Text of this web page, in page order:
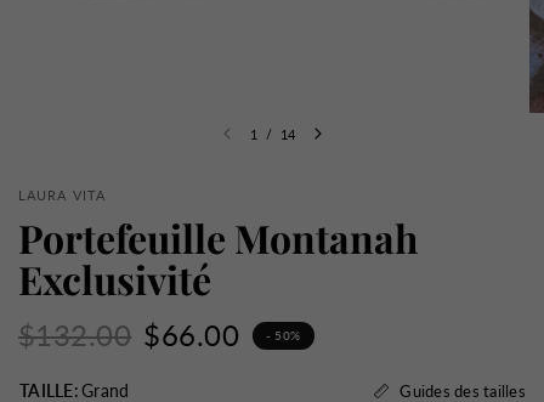
1 / 14
LAURA VITA
Portefeuille Montanah
Exclusivité
$132.00 $66.00 - 50%
TAILLE:Grand Guides des tailles